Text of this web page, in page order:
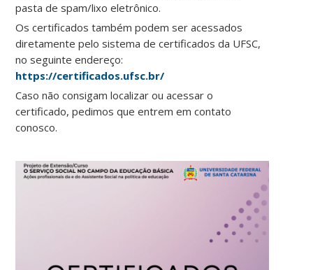
pasta de spam/lixo eletrônico.
Os certificados também podem ser acessados
diretamente pelo sistema de certificados da UFSC,
no seguinte endereço:
https://certificados.ufsc.br/
Caso não consigam localizar ou acessar o
certificado, pedimos que entrem em contato
conosco.